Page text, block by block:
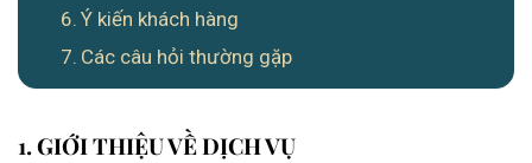
Ý kiến khách hàng
Các câu hỏi thường gặp
GIỚI THIỆU VỀ DỊCH VỤ